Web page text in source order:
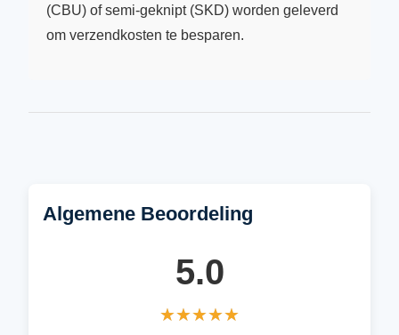
(CBU) of semi-geknipt (SKD) worden geleverd
om verzendkosten te besparen.
Algemene Beoordeling
5.0
★★★★★
★★★★★